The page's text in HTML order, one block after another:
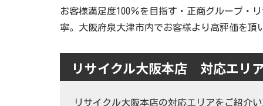
お客様満足度100％を目指す・正商グループ
寧。大阪府泉大津市内でお客様より高評価を頂
リサイクル大阪本店 対応エリ
リサイクル大阪本店の対応エリアをご紹介い